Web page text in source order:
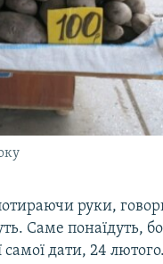
руки,
Саме понаїдуть,
самої дати, 24